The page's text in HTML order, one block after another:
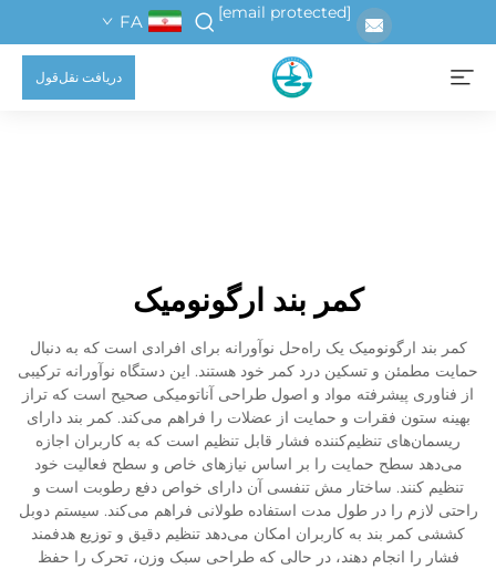
[email protected]
FA
دریافت نقل‌قول
کمر بند ارگونومیک
کمر بند ارگونومیک یک راه‌حل نوآورانه برای افرادی است که به دنبال
حمایت مطمئن و تسکین درد کمر خود هستند. این دستگاه نوآورانه ترکیبی
از فناوری پیشرفته مواد و اصول طراحی آناتومیکی صحیح است که تراز
بهینه ستون فقرات و حمایت از عضلات را فراهم می‌کند. کمر بند دارای
ریسمان‌های تنظیم‌کننده فشار قابل تنظیم است که به کاربران اجازه
می‌دهد سطح حمایت را بر اساس نیازهای خاص و سطح فعالیت خود
تنظیم کنند. ساختار مش تنفسی آن دارای خواص دفع رطوبت است و
راحتی لازم را در طول مدت استفاده طولانی فراهم می‌کند. سیستم دوبل
کششی کمر بند به کاربران امکان می‌دهد تنظیم دقیق و توزیع هدفمند
فشار را انجام دهند، در حالی که طراحی سبک وزن، تحرک را حفظ